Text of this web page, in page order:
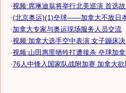
·视频:席琳迪翁将举行北美巡演 首选
·(北京奥运)(1)垒球——加拿大不敌日
·加拿大专家与奥运现场服务人员交流
·视频:加拿大选手空中表演 女子蹦床
·视频:山田惠里牺牲打遭接杀 垒球加
·76人中锋入国家队战附加赛 加拿大欲